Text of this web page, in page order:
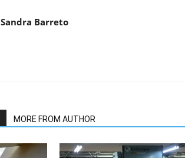
Sandra Barreto
MORE FROM AUTHOR